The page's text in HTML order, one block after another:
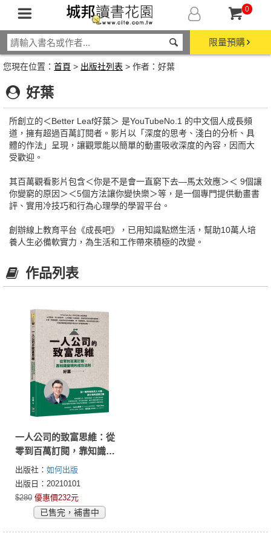
0
限量預購
您現在位置： 首頁 > 出版社列表 > 作者：好葉
好葉
所創立的＜Better Leaf好葉＞ 是YouTubeNo.1 的中文個人成長頻
道，擁有超過百萬訂閱者。影片以「深度的思考、淺白的分析、具
體的作法」呈現，讓觀眾能以簡單的動畫吸收深度的內容，因而大
受歡迎。
其百萬觀看影片包含＜你是不是會一直窮下去—馬太效應＞＜ 9個讓
你變窮的原因＞＜5個方法讓你變快樂＞等，是一個專門提供動畫書
評、實用冷技巧和行為心理學的學習平台。
創辦線上教育平台《成長吧》，已用知識點燃生活，幫助10萬人培
養人生必備軟實力，為生活和工作帶來積極的改變。
作品列表
一人公司的致富思維：從
零到百萬訂閱，靠知識變
現的成功法則
出版社： 如何出版
出版日：20210101
$280 優惠價232元
已售完，補書中